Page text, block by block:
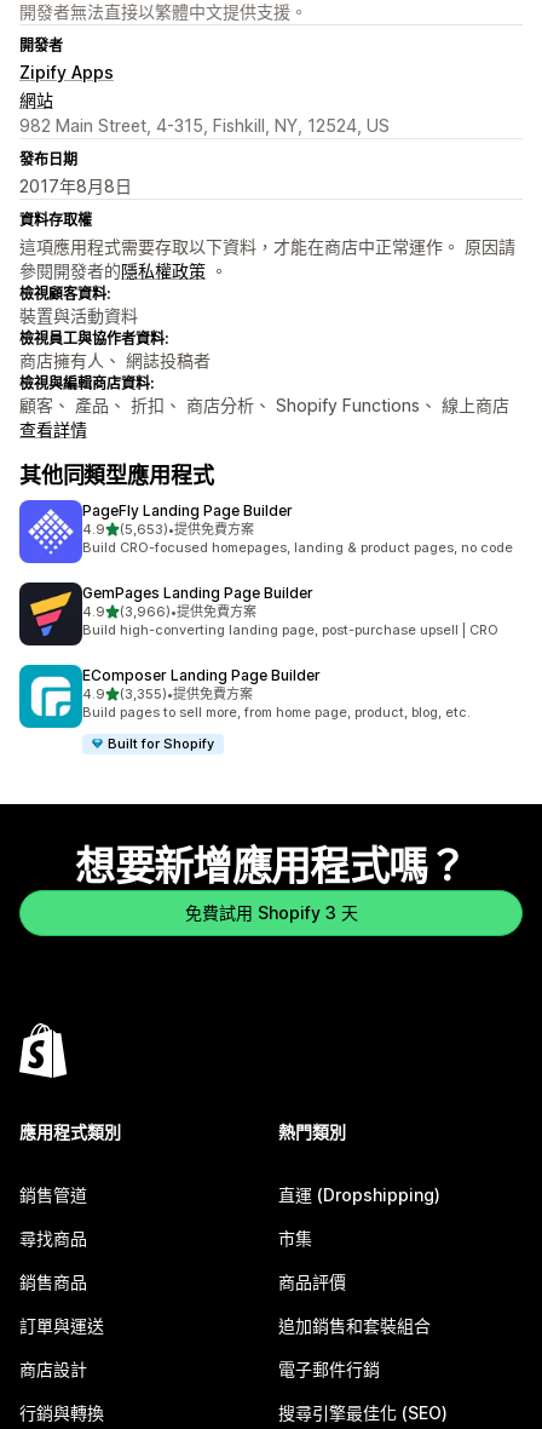
開發者無法直接以繁體中文提供支援。
開發者
Zipify Apps
網站
982 Main Street, 4-315, Fishkill, NY, 12524, US
發布日期
2017年8月8日
資料存取權
這項應用程式需要存取以下資料，才能在商店中正常運作。 原因請
參閱開發者的隱私權政策 。
檢視顧客資料:
裝置與活動資料
檢視員工與協作者資料:
商店擁有人、 網誌投稿者
檢視與編輯商店資料:
顧客、 產品、 折扣、 商店分析、 Shopify Functions、 線上商店
查看詳情
其他同類型應用程式
PageFly Landing Page Builder
4.9滿分 5 顆星
(5,653)
共有 5653 則評價
•提供免費方案
Build CRO-focused homepages, landing & product pages, no code
GemPages Landing Page Builder
4.9滿分 5 顆星
(3,966)
共有 3966 則評價
•提供免費方案
Build high-converting landing page, post-purchase upsell | CRO
EComposer Landing Page Builder
4.9滿分 5 顆星
(3,355)
共有 3355 則評價
•提供免費方案
Build pages to sell more, from home page, product, blog, etc.
Built for Shopify
想要新增應用程式嗎？
免費試用 Shopify 3 天
應用程式類別
銷售管道
尋找商品
銷售商品
訂單與運送
商店設計
行銷與轉換
熱門類別
直運 (Dropshipping)
市集
商品評價
追加銷售和套裝組合
電子郵件行銷
搜尋引擎最佳化 (SEO)